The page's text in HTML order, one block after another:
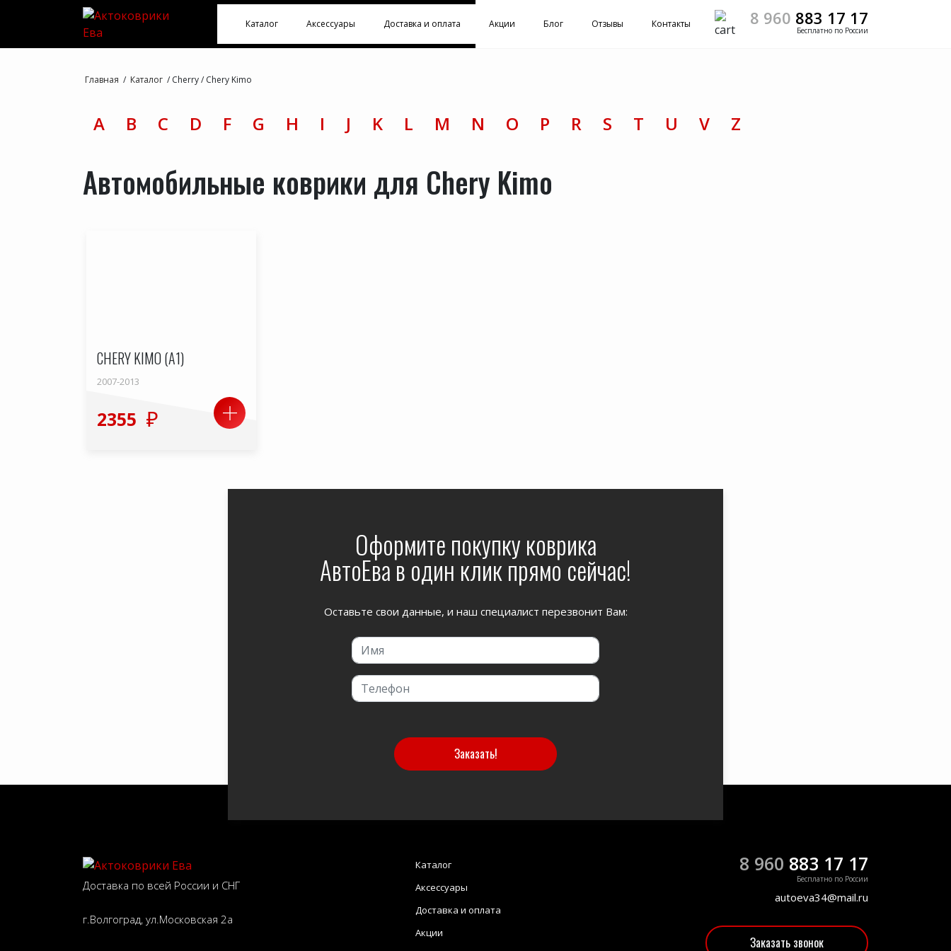
Каталог Аксессуары Доставка и оплата Акции Блог Отзывы Контакты 8 960 883 17 17
Бесплатно по России
Главная / Каталог / Cherry/ Chery Kimo
A B C D F G H I J K L M N O P R S T U V Z
Автомобильные коврики для Chery Kimo
CHERY KIMO (A1)
2007-2013
2355
Оформите покупку коврика
АвтоЕва в один клик прямо сейчас!
Оставьте свои данные, и наш специалист перезвонит Вам:
Заказать!
Доставка по всей России и СНГ
г.Волгоград, ул.Московская 2а
Каталог
Аксессуары
Доставка и оплата
Акции
8 960 883 17 17
Бесплатно по России
autoeva34@mail.ru
Заказать звонок